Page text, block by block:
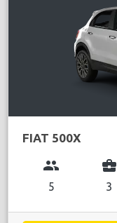
FIAT 500X
group
5
business_center
3